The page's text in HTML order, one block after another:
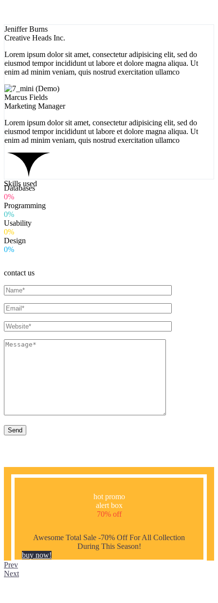
Jeniffer Burns
Creative Heads Inc.
Lorem ipsum dolor sit amet, consectetur adipisicing elit, sed do
eiusmod tempor incididunt ut labore et dolore magna aliqua. Ut
enim ad minim veniam, quis nostrud exercitation ullamco
Marcus Fields
Marketing Manager
Lorem ipsum dolor sit amet, consectetur adipisicing elit, sed do
eiusmod tempor incididunt ut labore et dolore magna aliqua. Ut
enim ad minim veniam, quis nostrud exercitation ullamco
Skills used
Databases
0%
Programming
0%
Usability
0%
Design
0%
contact us
hot promo
alert box
70% off
Awesome Total Sale -70% Off For All Collection
During This Season!
buy now!
Prev
Next